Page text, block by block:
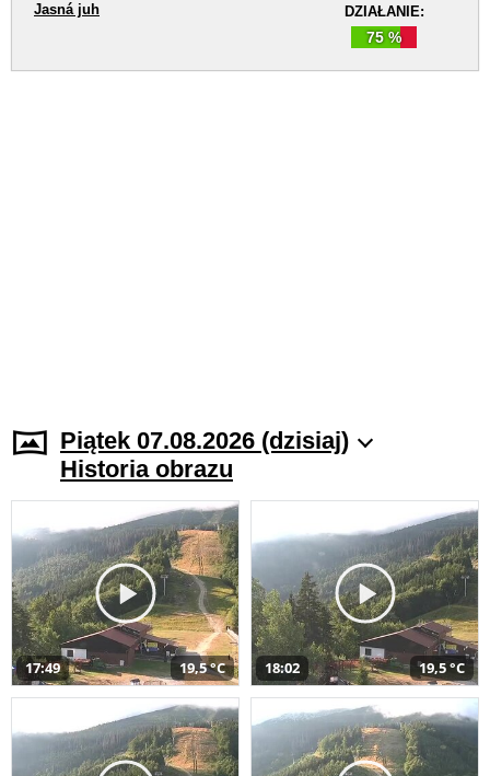
DZIAŁANIE:
75 %
Jasná juh
Piątek 07.08.2026 (dzisiaj)
Historia obrazu
17:49 19,5 °C 18:02 19,5 °C